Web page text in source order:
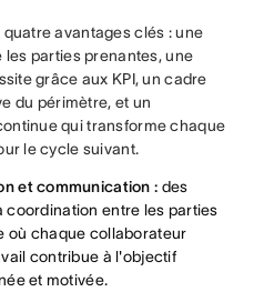
avantages clés : une
parties prenantes, une
grâce aux KPI, un cadre
du périmètre, et un
qui transforme chaque
le cycle suivant.
et communication : des
entre les parties
où chaque collaborateur
contribue à l'objectif
et motivée.